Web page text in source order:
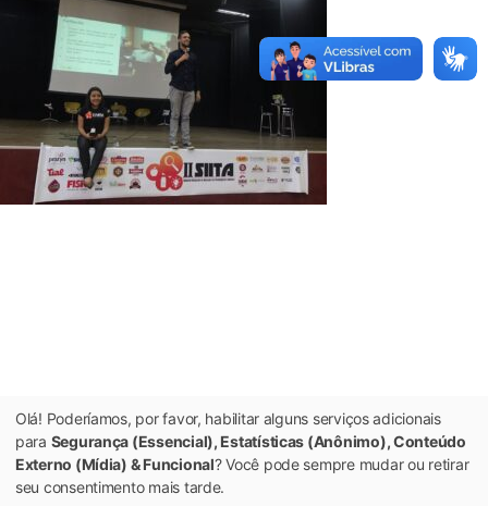
Olá! Poderíamos, por favor, habilitar alguns serviços adicionais
para Segurança (Essencial), Estatísticas (Anônimo), Conteúdo
Externo (Mídia) & Funcional? Você pode sempre mudar ou retirar
seu consentimento mais tarde.